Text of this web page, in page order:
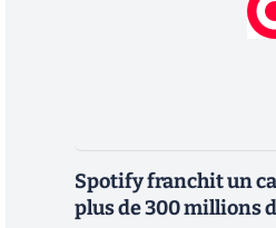
Spotify franchit un
plus de 300 millions